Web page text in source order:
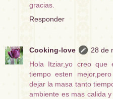
gracias.
Responder
Cooking-love
28 de
Hola Itziar,yo creo que
tiempo esten
dejar la masa tanto
ambiente es mas calida